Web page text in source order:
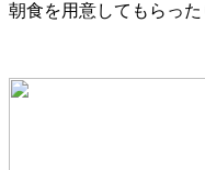
朝食を用意してもらっ